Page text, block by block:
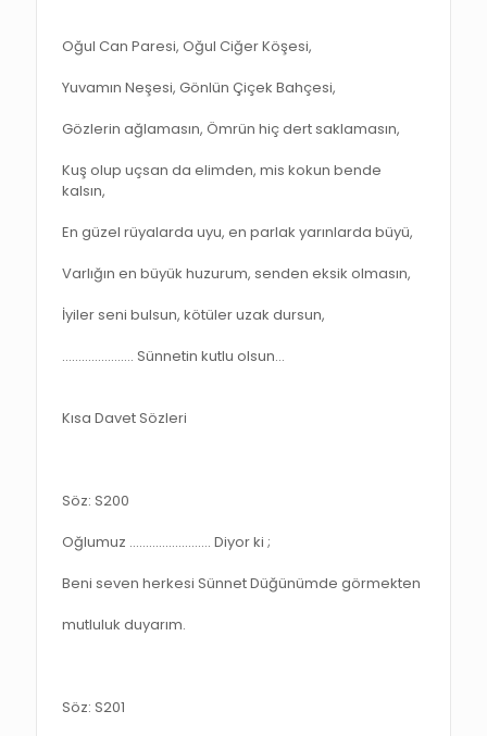
Oğul Can Paresi, Oğul Ciğer Köşesi,
Yuvamın Neşesi, Gönlün Çiçek Bahçesi,
Gözlerin ağlamasın, Ömrün hiç dert saklamasın,
Kuş olup uçsan da elimden, mis kokun bende
kalsın,
En güzel rüyalarda uyu, en parlak yarınlarda büyü,
Varlığın en büyük huzurum, senden eksik olmasın,
İyiler seni bulsun, kötüler uzak dursun,
…………………. Sünnetin kutlu olsun…
Kısa Davet Sözleri
Söz: S200
Oğlumuz ……………………. Diyor ki ;
Beni seven herkesi Sünnet Düğünümde görmekten
mutluluk duyarım.
Söz: S201